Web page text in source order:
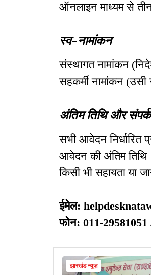
ऑनलाइन माध्यम से
स्व-नामांकन
संस्थागत नामांकन
सहकर्मी नामांकन (उसी
अंतिम तिथि और संपर्क
सभी आवेदन निर्धारित
आवेदन की अंतिम तिथि
किसी भी सहायता या
ईमेल:
फोन: 011-
झारखंड न्यूज़